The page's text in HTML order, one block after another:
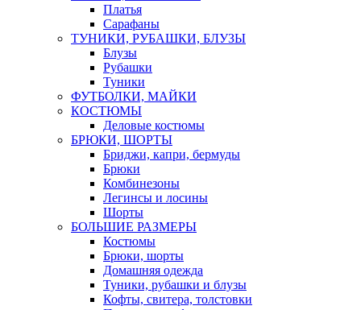
Платья
Сарафаны
ТУНИКИ, РУБАШКИ, БЛУЗЫ
Блузы
Рубашки
Туники
ФУТБОЛКИ, МАЙКИ
КОСТЮМЫ
Деловые костюмы
БРЮКИ, ШОРТЫ
Бриджи, капри, бермуды
Брюки
Комбинезоны
Легинсы и лосины
Шорты
БОЛЬШИЕ РАЗМЕРЫ
Костюмы
Брюки, шорты
Домашняя одежда
Туники, рубашки и блузы
Кофты, свитера, толстовки